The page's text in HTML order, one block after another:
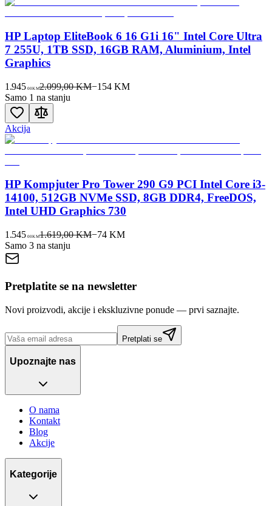
HP Laptop EliteBook 6 16 G1i 16" Intel Core Ultra
7 255U, 1TB SSD, 16GB RAM, Aluminium, Intel
Graphics
1.945 00KM2.099,00 KM−154KM
Samo 1 na stanju
Akcija
HP Kompjuter Pro Tower 290 G9 PCI Intel Core i3-
14100, 512GB NVMe SSD, 8GB DDR4, FreeDOS,
Intel UHD Graphics 730
1.545 00KM1.619,00 KM−74KM
Samo 3 na stanju
Pretplatite se na newsletter
Novi proizvodi, akcije i ekskluzivne ponude — prvi saznajte.
Pretplati se
Upoznajte nas
O nama
Kontakt
Blog
Akcije
Kategorije